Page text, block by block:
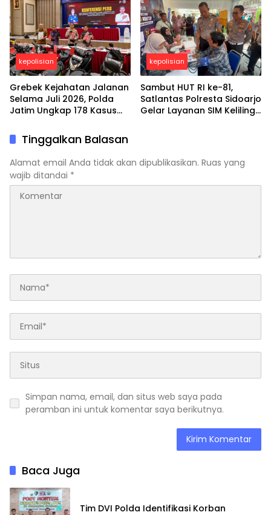
kepolisian
Grebek Kejahatan Jalanan
Selama Juli 2026, Polda
Jatim Ungkap 178 Kasus
Tersangka
kepolisian
Sambut HUT RI ke-81,
Satlantas Polresta Sidoarjo
Gelar Layanan SIM Keliling
Tinggalkan Balasan
Alamat email Anda tidak akan dipublikasikan. Ruas yang
wajib ditandai *
Simpan nama, email, dan situs web saya pada
peramban ini untuk komentar saya berikutnya.
Baca Juga
Tim DVI Polda Identifikasi Korban